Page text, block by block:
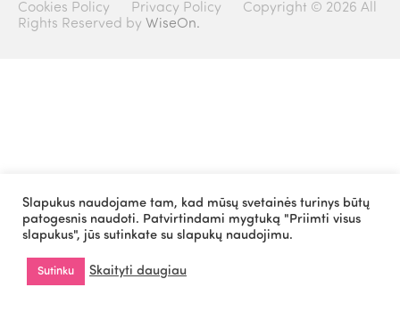
Cookies Policy Privacy Policy
Copyright © 2026 All
Rights Reserved by WiseOn.
Slapukus naudojame tam, kad mūsų svetainės turinys būtų
patogesnis naudoti. Patvirtindami mygtuką "Priimti visus
slapukus", jūs sutinkate su slapukų naudojimu.
Sutinku Skaityti daugiau